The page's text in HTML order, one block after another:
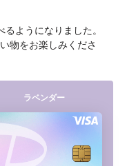
ようになりました。
物をお楽しみくださ
ラベンダー